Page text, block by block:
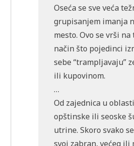
Oseća se sve veća
grupisanjem imanja
mesto. Ovo se vrši na
način što pojedinci
sebe “trampljavaju”
ili kupovinom.
…
Od zajednica u
opštinske ili seoske
utrine. Skoro svako
svoj zabran, većeg ili